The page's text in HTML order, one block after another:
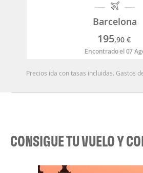
Barcelona
195,90 €
Encontrado el 07
Precios ida con tasas incluidas. Gastos
CONSIGUE TU VUELO Y